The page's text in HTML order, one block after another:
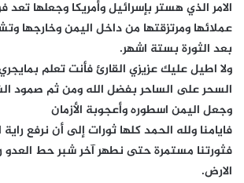
الامر الذي هستر بإسرائيل وأمريكا وجعلها
عملائها ومرتزقتها من داخل اليمن وخارجها
بعد الثورة بستة اشهر.
ولا اطيل عليك عزيزي القارئ فأنت تعلم
السحر على الساحر بفضل الله ومن ثم صمود
وجعل اليمن اسطوره وأعجوبة الأزمان
فايامنا ولله الحمد كلها ثورات إلى أن نرفع راية
فثورتنا مستمرة حتى نطهر آخر شبر حط
الارض.